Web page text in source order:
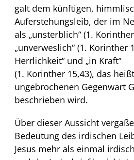
galt dem künftigen,
Auferstehungsleib, der im
als „unsterblich“ (1.
„unverweslich“ (1. Korinther
Herrlichkeit“ und „in Kraft“
(1. Korinther 15,43), das
ungebrochenen Gegenwart
beschrieben wird.
Über dieser Aussicht
Bedeutung des irdischen
Jesus mehr als einmal